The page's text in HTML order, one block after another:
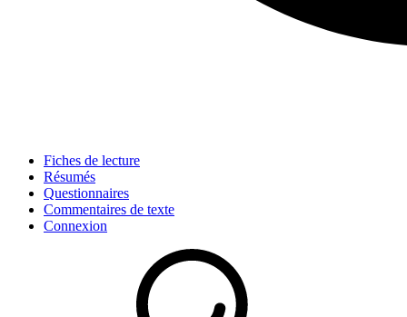
Fiches de lecture
Résumés
Questionnaires
Commentaires de texte
Connexion